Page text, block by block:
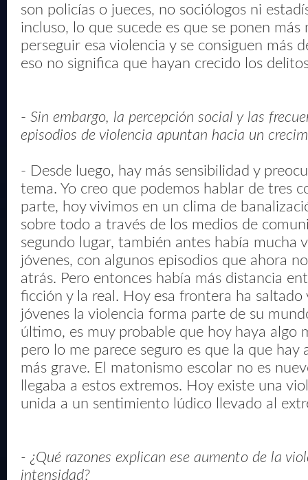
son policías o jueces, no sociólogos ni
incluso, lo que sucede es que se ponen más
perseguir esa violencia y se consiguen más
eso no significa que hayan crecido los
- Sin embargo, la percepción social y las
episodios de violencia apuntan hacia un
- Desde luego, hay más sensibilidad y
tema. Yo creo que podemos hablar de tres
parte, hoy vivimos en un clima de
sobre todo a través de los medios de
segundo lugar, también antes había mucha
jóvenes, con algunos episodios que ahora
atrás. Pero entonces había más distancia
ficción y la real. Hoy esa frontera ha saltado
jóvenes la violencia forma parte de su
último, es muy probable que hoy haya algo
pero lo me parece seguro es que la que hay
más grave. El matonismo escolar no es
llegaba a estos extremos. Hoy existe una
unida a un sentimiento lúdico llevado al
- ¿Qué razones explican ese aumento de la
intensidad?